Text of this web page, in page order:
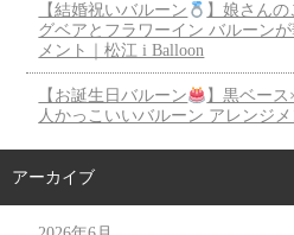
【結婚祝いバルーン
】娘さん
グベアとフラワーイン バルーン
メント｜松江 i Balloon
【お誕生日バルーン 】黒ベー
人かっこいいバルーン アレンジ
アーカイブ